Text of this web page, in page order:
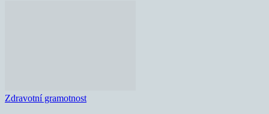
Zdravotní gramotnost